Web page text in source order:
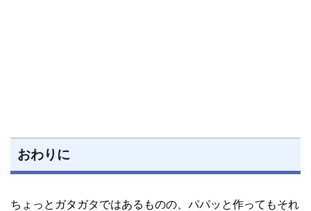
おわりに
ちょっとガタガタではあるものの、パパッと作ってもそれ